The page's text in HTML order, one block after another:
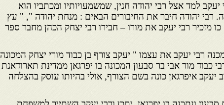
יעקב למד אצל רבי יהודה חנין, שמשמעויותיו ומכתביו הוא
רבי יהודה חיבר את החיבורים הבאים : מנחת יהודה ", " עץ
מזכיר רבי יעקב את מורו – חבירו רבי יצחק הכהן מחבר ספר
רבי יעקב את עצמו " יעקב צורף בן כבוד מורי יצחק המכונה
כבוד מור אבי בר סבעון המכונה בו יפרגאן ממדינת תארודאנת
יעקב איפרגאן כונה בשם הצורף, אולי בהיותו עוסק בהצלחה